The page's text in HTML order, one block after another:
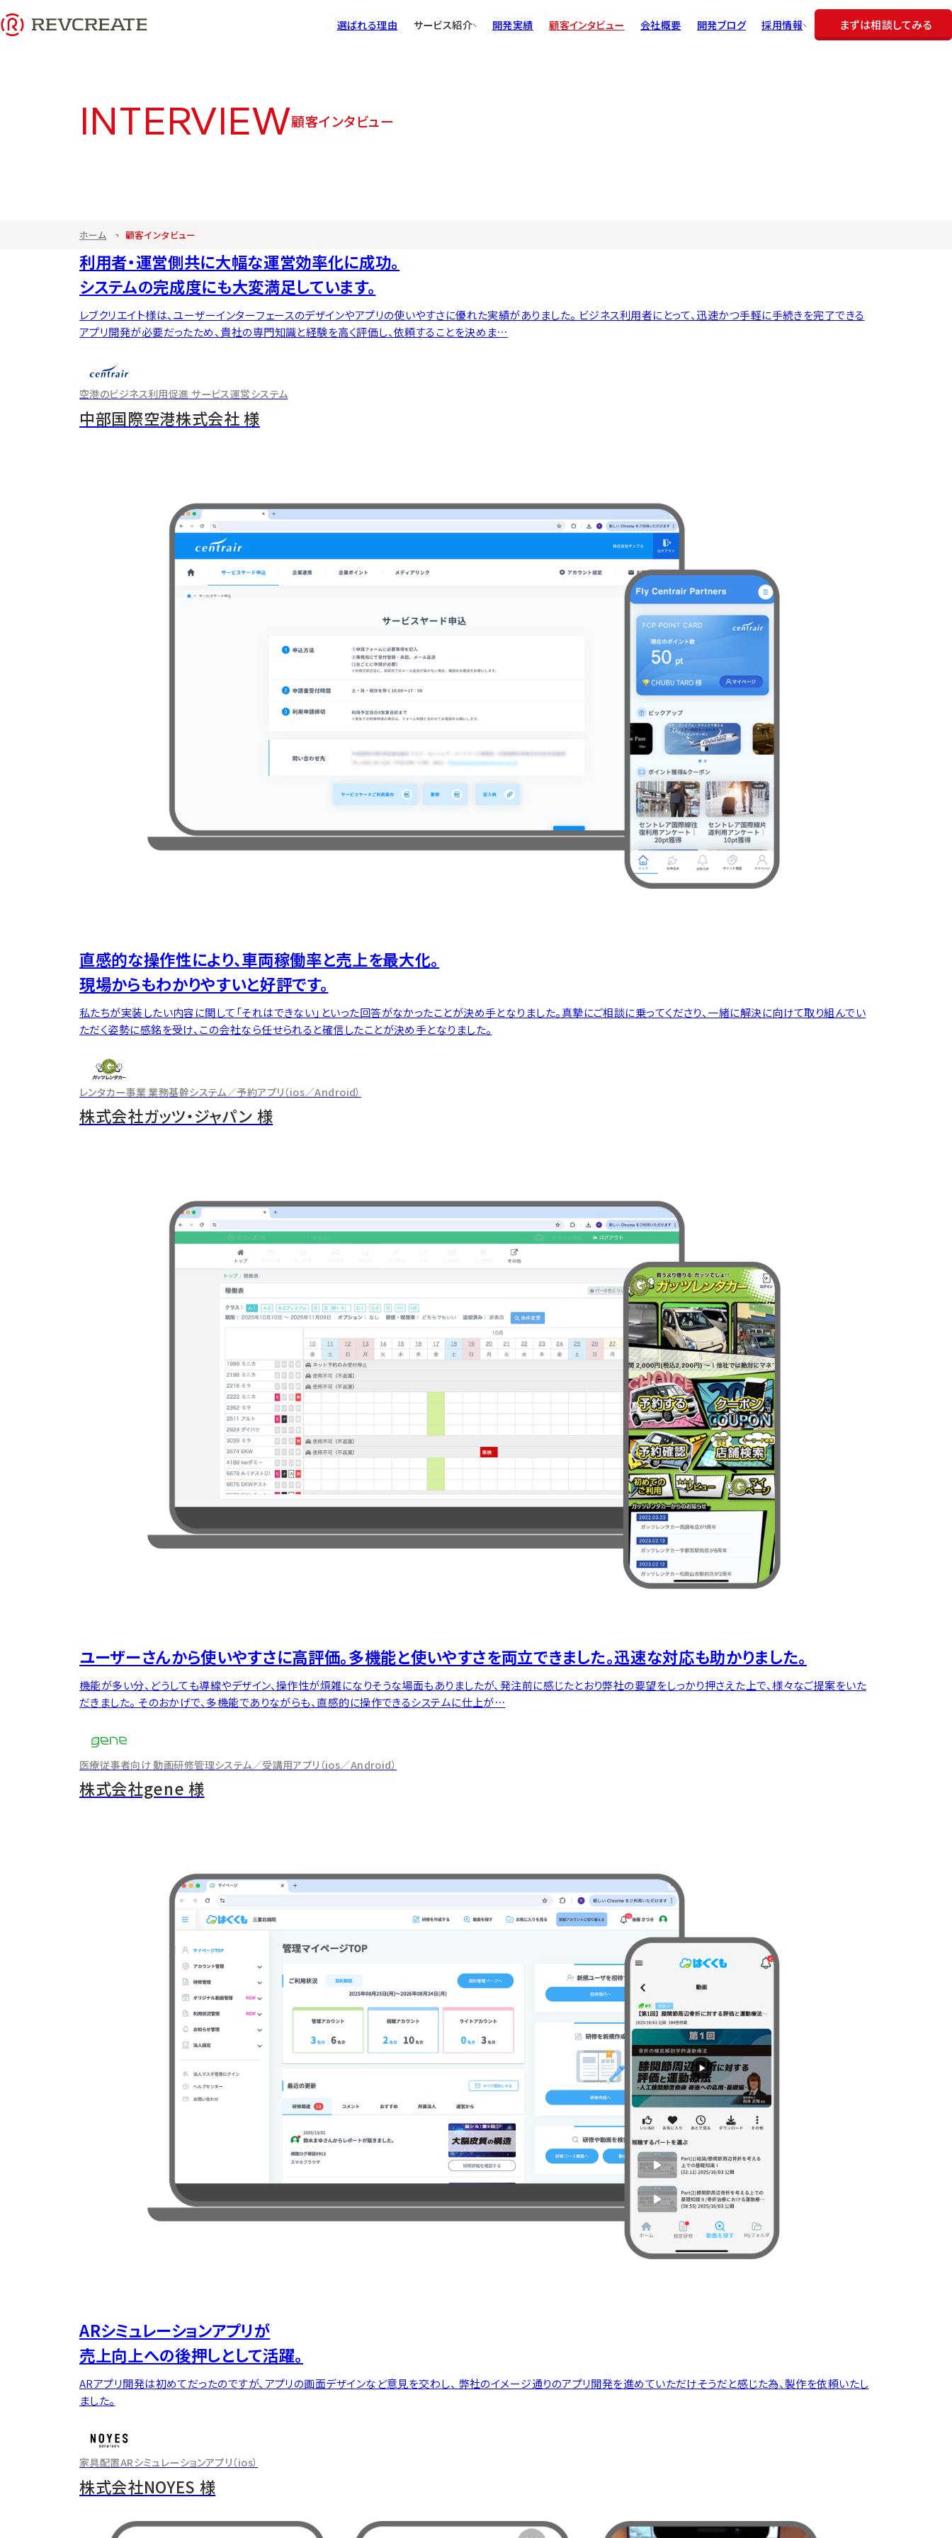
選ばれる理由 サービス紹介 開発実績 顧客インタビュー 会社概要 開発ブログ 採用情報 まずは相談してみる
顧客インタビュー
INTERVIEW
ホーム 顧客インタビュー
利用者・運営側共に大幅な運営効率化に成功。
システムの完成度にも大変満足しています。
レブクリエイト様は、ユーザーインターフェースのデザインやアプリの使いやすさに優れた実績がありました。 ビジネス利用者にとって、迅速かつ手軽に手続きを完了できる
アプリ開発が必要だったため、貴社の専門知識と経験を高く評価し、依頼することを決めま…
空港のビジネス利用促進 サービス運営システム
中部国際空港株式会社 様のインタビューを見る
直感的な操作性により、車両稼働率と売上を最大化。
現場からもわかりやすいと好評です。
私たちが実装したい内容に関して「それはできない」といった回答がなかったことが決め⼿となりました。真摯にご相談に乗ってくださり、一緒に解決に向けて取り組んでい
ただく姿勢に感銘を受け、この会社なら任せられると確信したことが決め手となりました。
レンタカー事業 業務基幹システム／予約アプリ（ios／Android）
株式会社ガッツ・ジャパン 様のインタビューを見る
ユーザーさんから使いやすさに高評価。多機能と使いやすさを両立できました。迅速な対応も助かりました。
機能が多い分、どうしても導線やデザイン、操作性が煩雑になりそうな場面もありましたが、発注前に感じたとおり弊社の要望をしっかり押さえた上で、様々なご提案をいた
だきました。 そのおかげで、多機能でありながらも、直感的に操作できるシステムに仕上が…
医療従事者向け 動画研修管理システム／受講用アプリ（ios／Android）
株式会社gene 様のインタビューを見る
ARシミュレーションアプリが
売上向上への後押しとして活躍。
ARアプリ開発は初めてだったのですが、アプリの画面デザインなど意見を交わし、 弊社のイメージ通りのアプリ開発を進めていただけそうだと感じた為、製作を依頼いたし
ました。
家具配置ARシミュレーションアプリ（ios）
株式会社NOYES 様のインタビューを見る